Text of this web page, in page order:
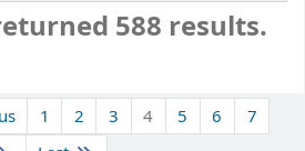
588 results.
1 2 3 4 5 6
7